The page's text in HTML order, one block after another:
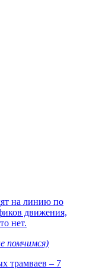
на линию по
движения,
нет.
помчимся)
трамваев – 7